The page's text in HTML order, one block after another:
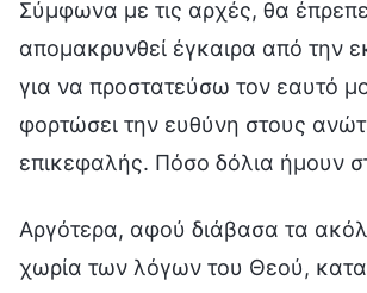
Σύμφωνα με τις αρχές, θα
απομακρυνθεί έγκαιρα από την
για να προστατεύσω τον εαυτό
φορτώσει την ευθύνη στους
επικεφαλής. Πόσο δόλια ήμουν
Αργότερα, αφού διάβασα τα
χωρία των λόγων του Θεού,